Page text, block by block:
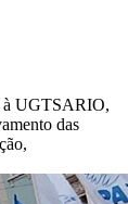
à UGTSARIO,
das